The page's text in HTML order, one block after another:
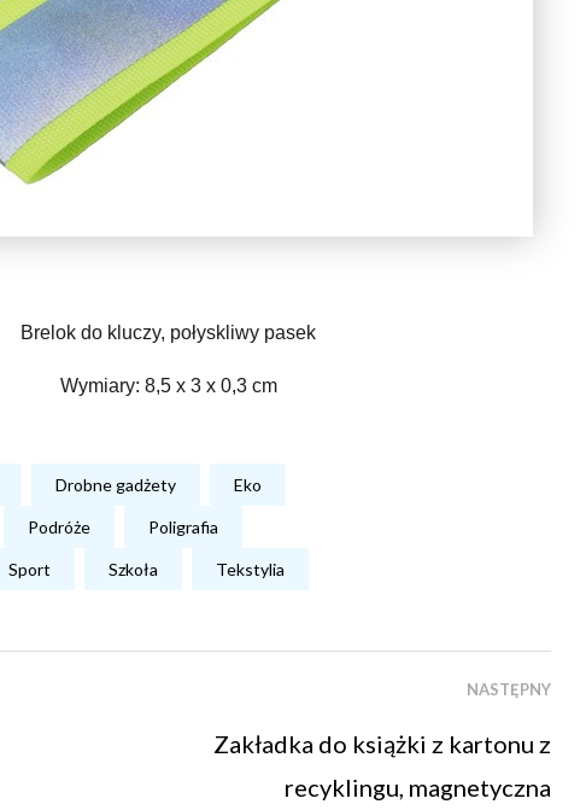
Brelok do kluczy, połyskliwy pasek
Wymiary: 8,5 x 3 x 0,3 cm
Drobne gadżety Eko
Podróże Poligrafia
Sport Szkoła Tekstylia
NASTĘPNY
Zakładka do książki z kartonu z
recyklingu, magnetyczna